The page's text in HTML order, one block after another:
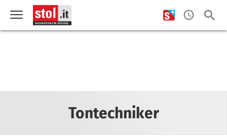
Tontechniker